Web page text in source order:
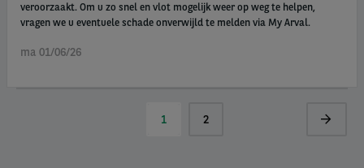
veroorzaakt. Om u zo snel en vlot mogelijk weer op weg te helpen,
vragen we u eventuele schade onverwijld te melden via My Arval.
ma 01/06/26
Huidige
1 Page
2